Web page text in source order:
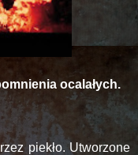
ocalałych.
piekło. Utworzone